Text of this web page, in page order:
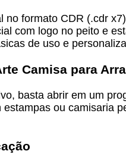
no formato CDR (.cdr
com logo no peito e
de uso e
Camisa para
basta abrir em um
estampas ou camisaria